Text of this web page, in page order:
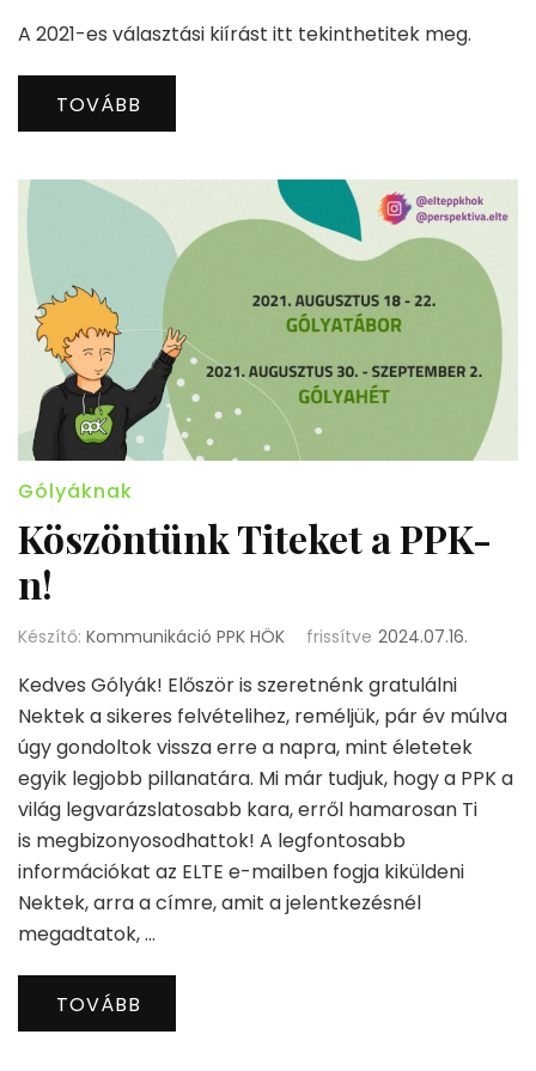
A 2021-es választási kiírást itt tekinthetitek meg.
TOVÁBB
Gólyáknak
Köszöntünk Titeket a PPK-
n!
Készítő: Kommunikáció PPK HÖK frissítve 2024.07.16.
Kedves Gólyák! Először is szeretnénk gratulálni
Nektek a sikeres felvételihez, reméljük, pár év múlva
úgy gondoltok vissza erre a napra, mint életetek
egyik legjobb pillanatára. Mi már tudjuk, hogy a PPK a
világ legvarázslatosabb kara, erről hamarosan Ti
is megbizonyosodhattok! A legfontosabb
információkat az ELTE e-mailben fogja kiküldeni
Nektek, arra a címre, amit a jelentkezésnél
megadtatok, …
TOVÁBB